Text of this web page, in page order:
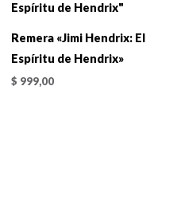
Remera «Jimi Hendrix: El
Espíritu de Hendrix»
$ 999,00